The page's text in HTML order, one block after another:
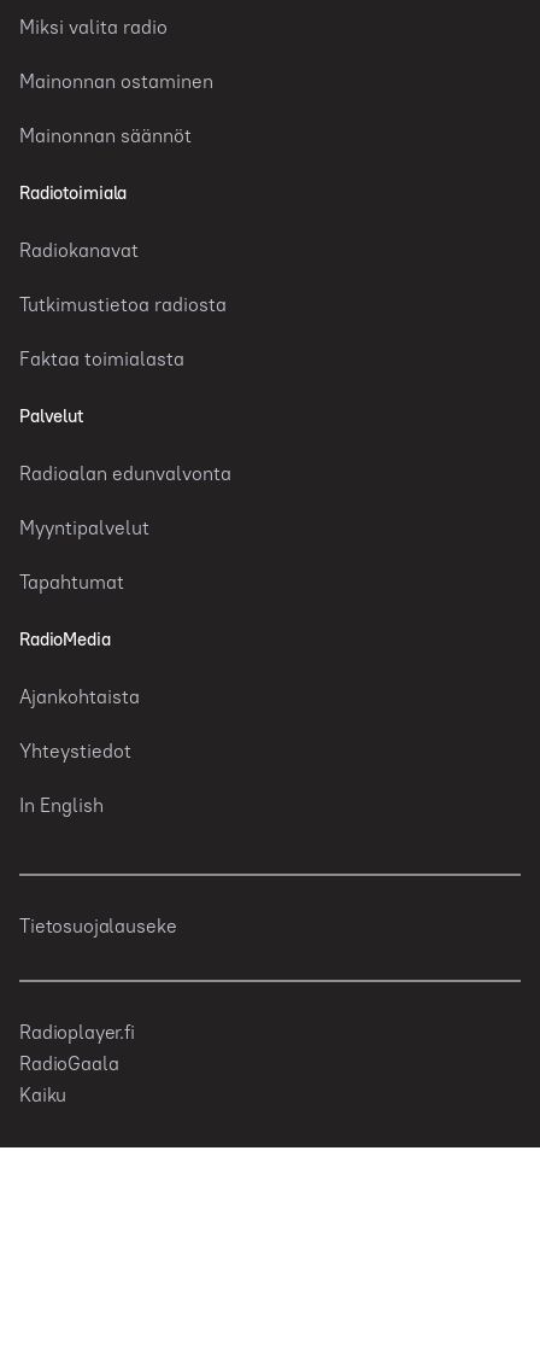
Miksi valita radio
Mainonnan ostaminen
Mainonnan säännöt
Radiotoimiala
Radiokanavat
Tutkimustietoa radiosta
Faktaa toimialasta
Palvelut
Radioalan edunvalvonta
Myyntipalvelut
Tapahtumat
RadioMedia
Ajankohtaista
Yhteystiedot
In English
Tietosuojalauseke
Radioplayer.fi
RadioGaala
Kaiku